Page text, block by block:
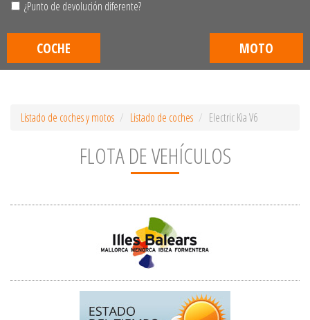
¿Punto de devolución diferente?
COCHE MOTO
Listado de coches y motos Listado de coches Electric Kia V6
FLOTA DE VEHÍCULOS